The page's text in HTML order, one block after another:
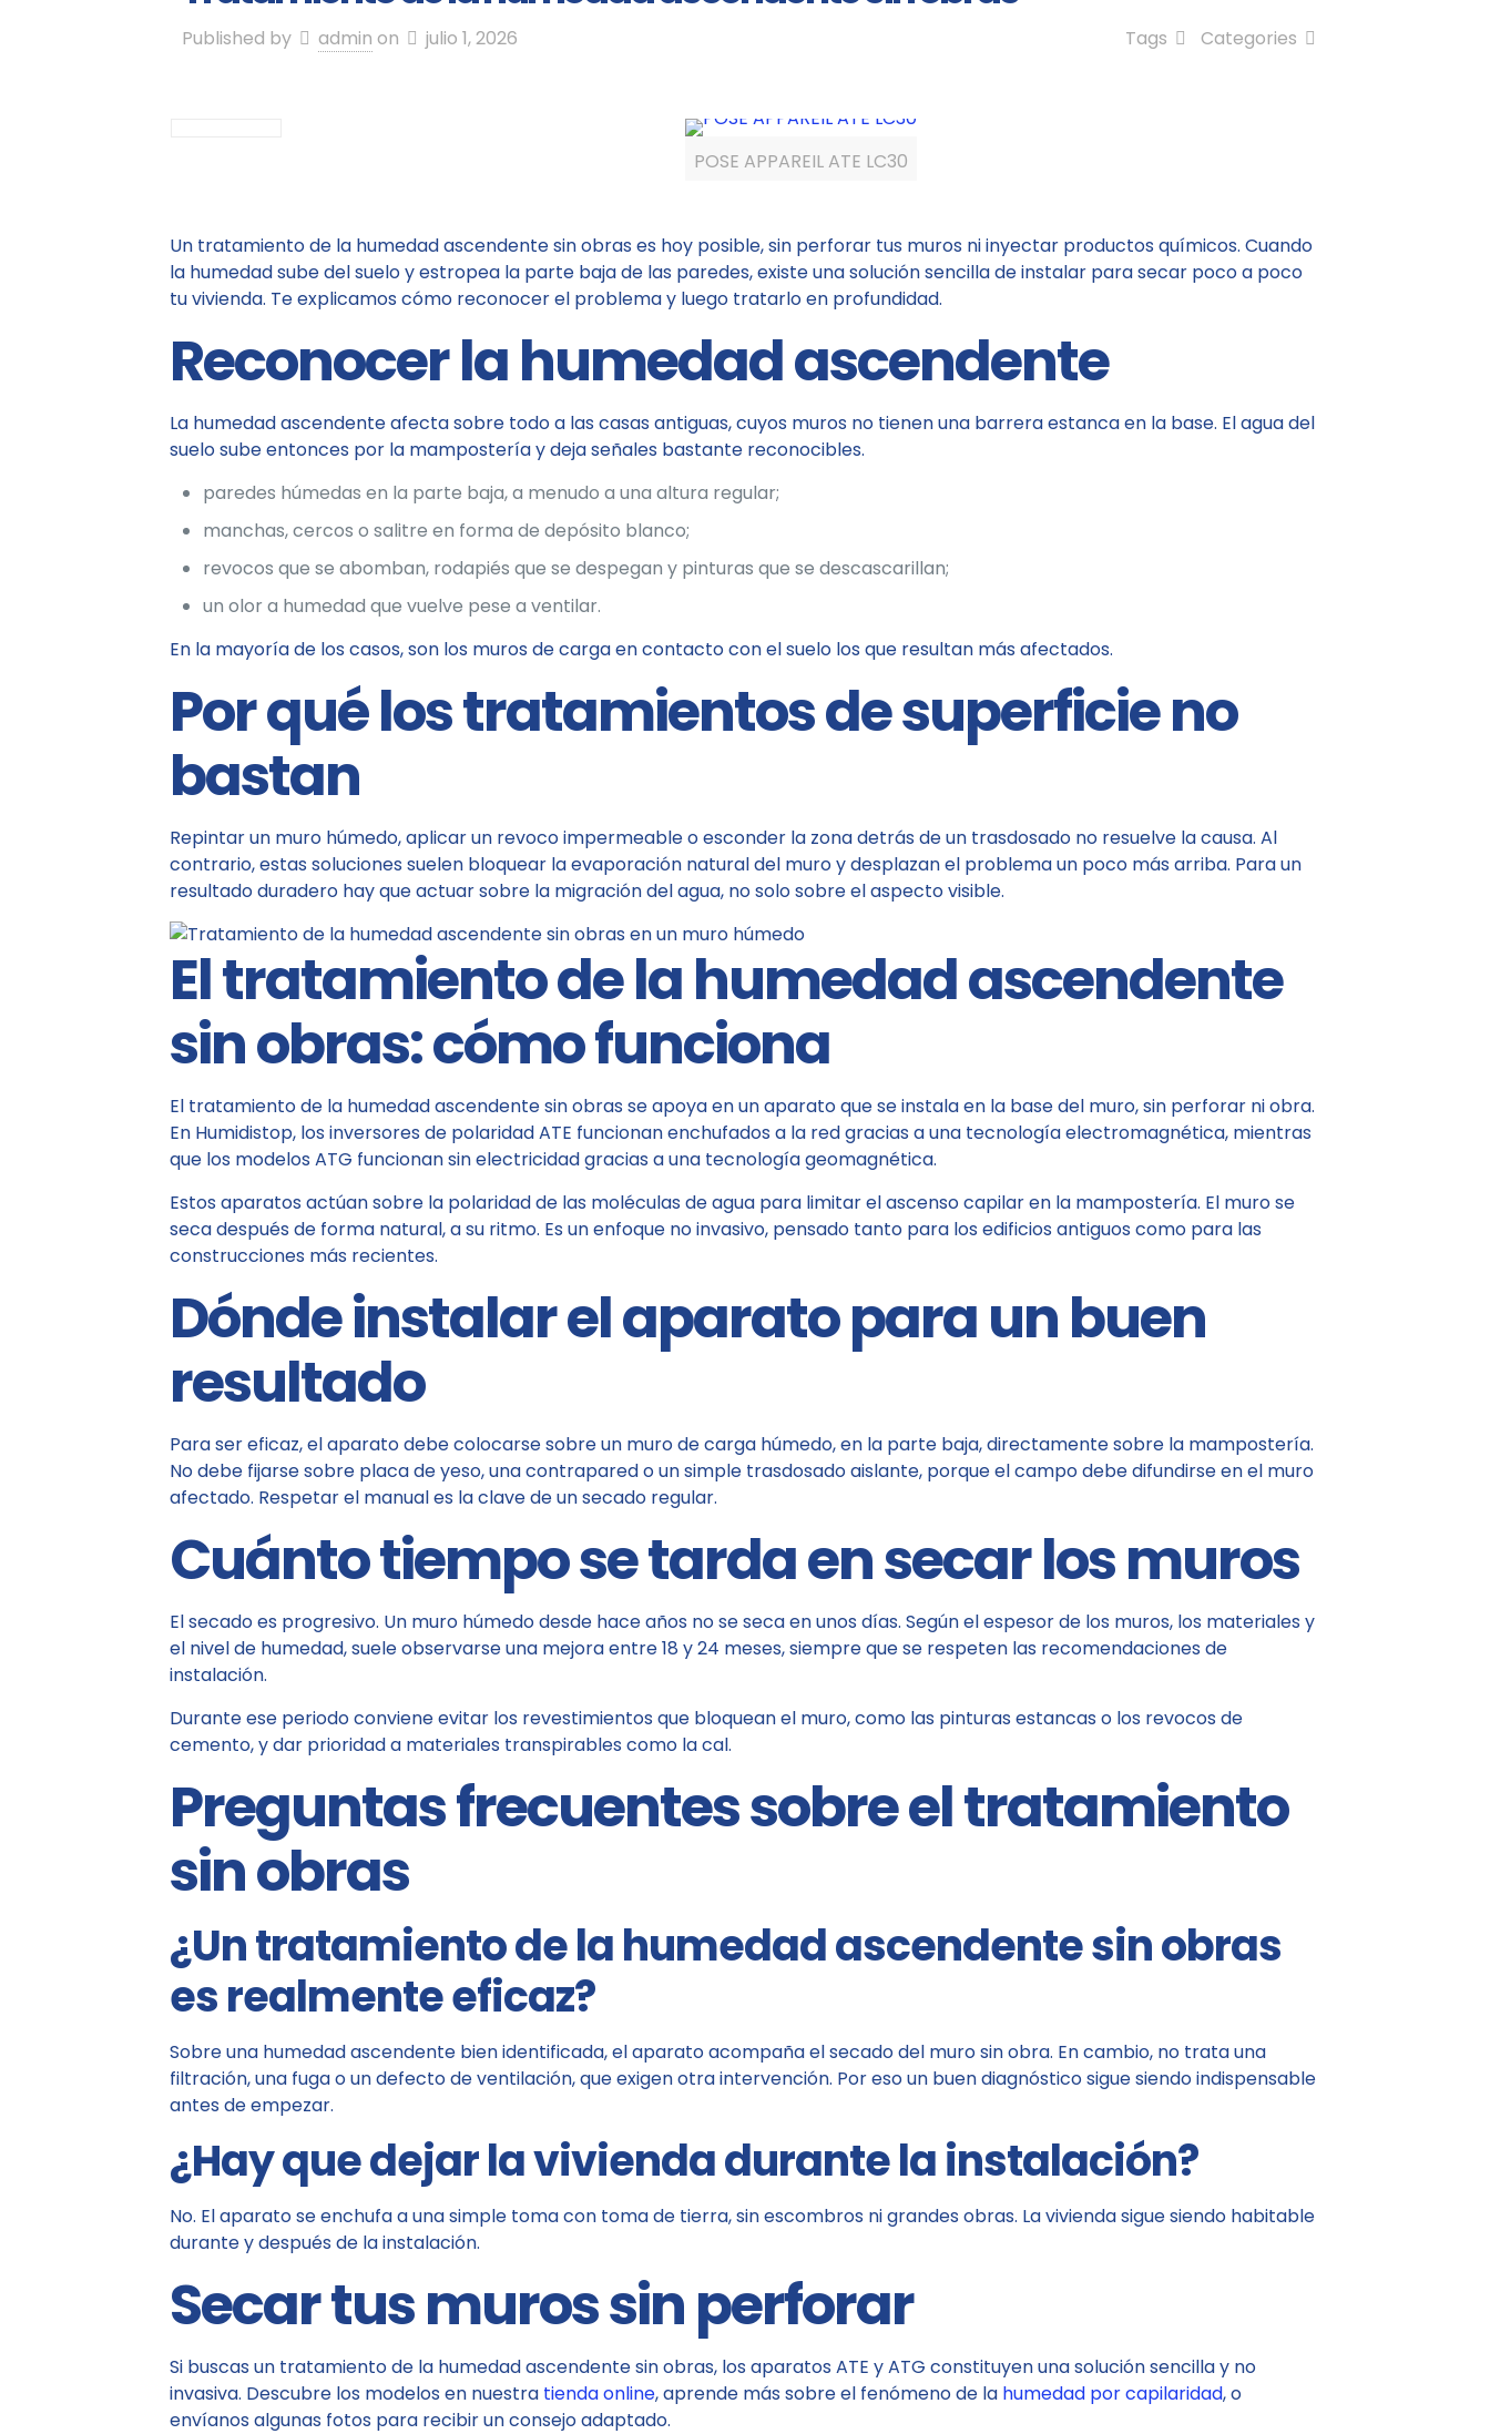
Published by admin on julio 1, 2026 Categories
Tags
POSE APPAREIL ATE LC30
Un tratamiento de la humedad ascendente sin obras es hoy posible, sin perforar tus muros ni inyectar productos químicos. Cuando
la humedad sube del suelo y estropea la parte baja de las paredes, existe una solución sencilla de instalar para secar poco a poco
tu vivienda. Te explicamos cómo reconocer el problema y luego tratarlo en profundidad.
Reconocer la humedad ascendente
La humedad ascendente afecta sobre todo a las casas antiguas, cuyos muros no tienen una barrera estanca en la base. El agua del
suelo sube entonces por la mampostería y deja señales bastante reconocibles.
paredes húmedas en la parte baja, a menudo a una altura regular;
manchas, cercos o salitre en forma de depósito blanco;
revocos que se abomban, rodapiés que se despegan y pinturas que se descascarillan;
un olor a humedad que vuelve pese a ventilar.
En la mayoría de los casos, son los muros de carga en contacto con el suelo los que resultan más afectados.
Por qué los tratamientos de superficie no
bastan
Repintar un muro húmedo, aplicar un revoco impermeable o esconder la zona detrás de un trasdosado no resuelve la causa. Al
contrario, estas soluciones suelen bloquear la evaporación natural del muro y desplazan el problema un poco más arriba. Para un
resultado duradero hay que actuar sobre la migración del agua, no solo sobre el aspecto visible.
El tratamiento de la humedad ascendente
sin obras: cómo funciona
El tratamiento de la humedad ascendente sin obras se apoya en un aparato que se instala en la base del muro, sin perforar ni obra.
En Humidistop, los inversores de polaridad ATE funcionan enchufados a la red gracias a una tecnología electromagnética, mientras
que los modelos ATG funcionan sin electricidad gracias a una tecnología geomagnética.
Estos aparatos actúan sobre la polaridad de las moléculas de agua para limitar el ascenso capilar en la mampostería. El muro se
seca después de forma natural, a su ritmo. Es un enfoque no invasivo, pensado tanto para los edificios antiguos como para las
construcciones más recientes.
Dónde instalar el aparato para un buen
resultado
Para ser eficaz, el aparato debe colocarse sobre un muro de carga húmedo, en la parte baja, directamente sobre la mampostería.
No debe fijarse sobre placa de yeso, una contrapared o un simple trasdosado aislante, porque el campo debe difundirse en el muro
afectado. Respetar el manual es la clave de un secado regular.
Cuánto tiempo se tarda en secar los muros
El secado es progresivo. Un muro húmedo desde hace años no se seca en unos días. Según el espesor de los muros, los materiales y
el nivel de humedad, suele observarse una mejora entre 18 y 24 meses, siempre que se respeten las recomendaciones de
instalación.
Durante ese periodo conviene evitar los revestimientos que bloquean el muro, como las pinturas estancas o los revocos de
cemento, y dar prioridad a materiales transpirables como la cal.
Preguntas frecuentes sobre el tratamiento
sin obras
¿Un tratamiento de la humedad ascendente sin obras
es realmente eficaz?
Sobre una humedad ascendente bien identificada, el aparato acompaña el secado del muro sin obra. En cambio, no trata una
filtración, una fuga o un defecto de ventilación, que exigen otra intervención. Por eso un buen diagnóstico sigue siendo indispensable
antes de empezar.
¿Hay que dejar la vivienda durante la instalación?
No. El aparato se enchufa a una simple toma con toma de tierra, sin escombros ni grandes obras. La vivienda sigue siendo habitable
durante y después de la instalación.
Secar tus muros sin perforar
Si buscas un tratamiento de la humedad ascendente sin obras, los aparatos ATE y ATG constituyen una solución sencilla y no
invasiva. Descubre los modelos en nuestra tienda online, aprende más sobre el fenómeno de la humedad por capilaridad, o
envíanos algunas fotos para recibir un consejo adaptado.